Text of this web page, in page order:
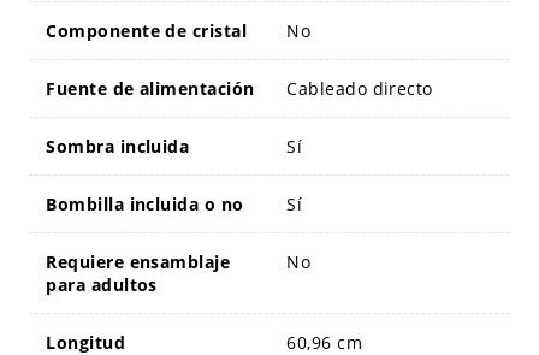
Componente de cristal No
Fuente de alimentación Cableado directo
Sombra incluida Sí
Bombilla incluida o no Sí
Requiere ensamblaje
para adultos
No
Longitud 60,96 cm